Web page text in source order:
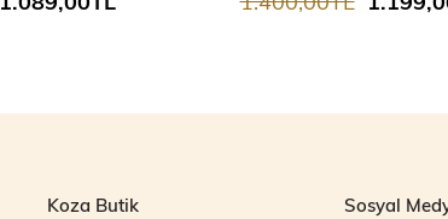
Koza Butik Sosyal